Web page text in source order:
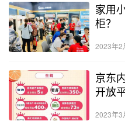
家用
柜？
2023年2
京东
开放
2023年3